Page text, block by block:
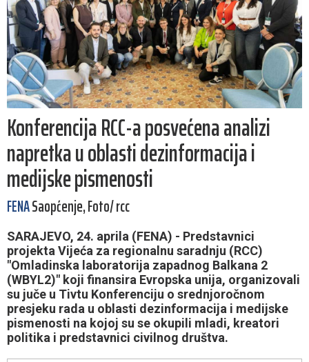
Konferencija RCC-a posvećena analizi
napretka u oblasti dezinformacija i
medijske pismenosti
FENASaopćenje, Foto/ rcc
SARAJEVO, 24. aprila (FENA) - Predstavnici
projekta Vijeća za regionalnu saradnju (RCC)
"Omladinska laboratorija zapadnog Balkana 2
(WBYL2)" koji finansira Evropska unija, organizovali
su juče u Tivtu Konferenciju o srednjoročnom
presjeku rada u oblasti dezinformacija i medijske
pismenosti na kojoj su se okupili mladi, kreatori
politika i predstavnici civilnog društva.